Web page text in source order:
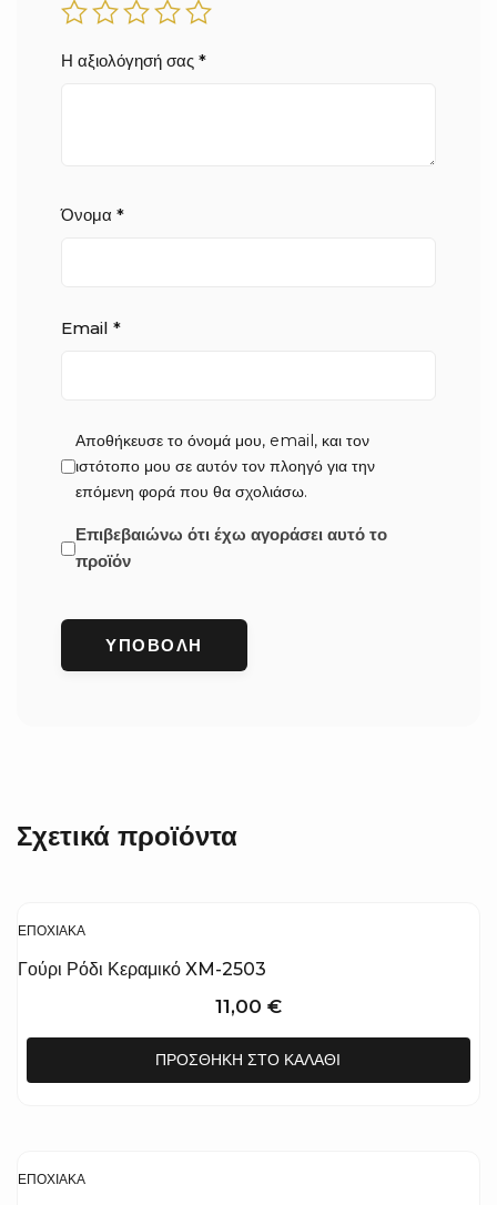
Η αξιολόγησή σας *
Όνομα *
Email *
Αποθήκευσε το όνομά μου, email, και τον
ιστότοπο μου σε αυτόν τον πλοηγό για την
επόμενη φορά που θα σχολιάσω.
Επιβεβαιώνω ότι έχω αγοράσει αυτό το
προϊόν
Σχετικά προϊόντα
ΕΠΟΧΙΑΚΆ
Γούρι Ρόδι Κεραμικό XM-2503
11,00 €
ΠΡΟΣΘΉΚΗ ΣΤΟ ΚΑΛΆΘΙ
ΕΠΟΧΙΑΚΆ